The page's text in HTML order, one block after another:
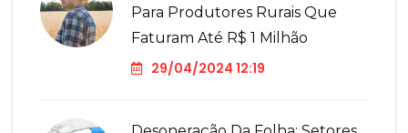
Para Produtores Rurais Que
Faturam Até R$ 1 Milhão
29/04/2024 12:19